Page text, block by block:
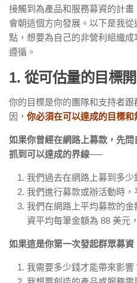
接觸到為產品和服務募資的計
會朝這個方向發展。以下是我
點，想要為自己的非營利組織
遵循。
1. 從可估量的目標
你的目標是你的團隊和支持者
因， 你必須在可以達成的目標和
如果你曾經在網路上募款，先
抓到可以達成的界線──
我們過去在網路上募到多少
我們進行募款或辦活動時，
我們在網路上平均募款的
資平均每筆金額為 88 美元
如果這是你第一次發起群眾募資
我需要多少錢才能帶來影響